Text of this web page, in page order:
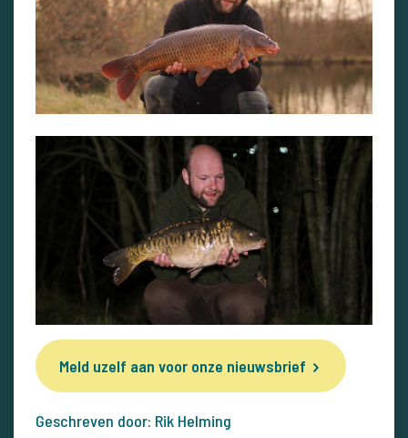
Meld uzelf aan voor onze nieuwsbrief
Geschreven door: Rik Helming